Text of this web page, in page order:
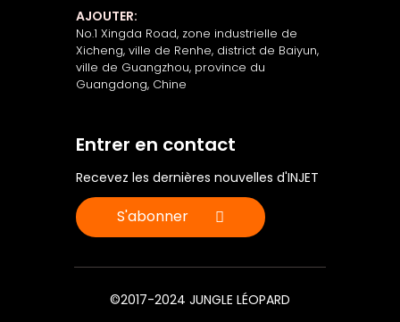
AJOUTER:
No.1 Xingda Road, zone industrielle de
Xicheng, ville de Renhe, district de Baiyun,
ville de Guangzhou, province du
Guangdong, Chine
Entrer en contact
Recevez les dernières nouvelles d'INJET
S'abonner
©2017-2024 JUNGLE LÉOPARD